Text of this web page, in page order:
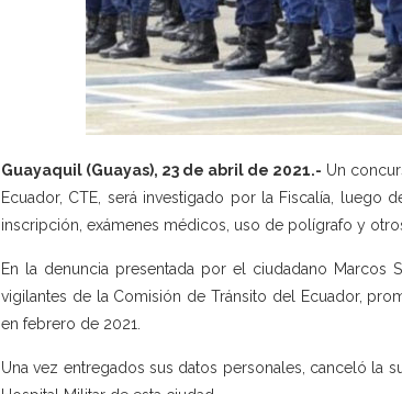
Guayaquil (Guayas), 23 de abril de 2021.- Un
Ecuador, CTE, será investigado por la Fiscalía,
inscripción, exámenes médicos, uso de polígrafo y
En la denuncia presentada por el ciudadano
vigilantes de la Comisión de Tránsito del Ecuador,
en febrero de 2021.
Una vez entregados sus datos personales, canceló la